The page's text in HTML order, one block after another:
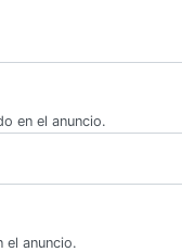
en el anuncio.
el anuncio.